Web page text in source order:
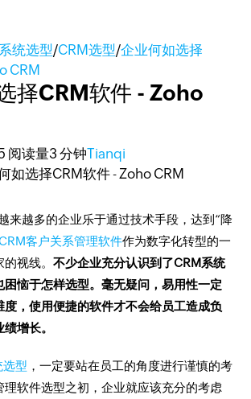
统选型/CRM选型/企业何如选择
CRM
择CRM软件 - Zoho
阅读量3 分钟Tianqi
来越多的企业乐于通过技术手段，达到“降
客户关系管理软件作为数字化转型的一
的视线。不少企业充分认识到了CRM系统
困恼于怎样选型。毫无疑问，易用性一定
度，使用便捷的软件才不会给员工造成负
增长。
选型 ，一定要站在员工的角度进行谨慎的考
理软件选型之初，企业就应该充分的考虑